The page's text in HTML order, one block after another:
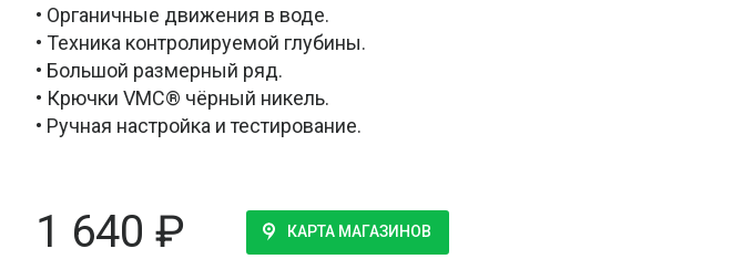
• Органичные движения в воде.
• Техника контролируемой глубины.
• Большой размерный ряд.
• Крючки VMC® чёрный никель.
• Ручная настройка и тестирование.
1 640 ₽ КАРТА МАГАЗИНОВ